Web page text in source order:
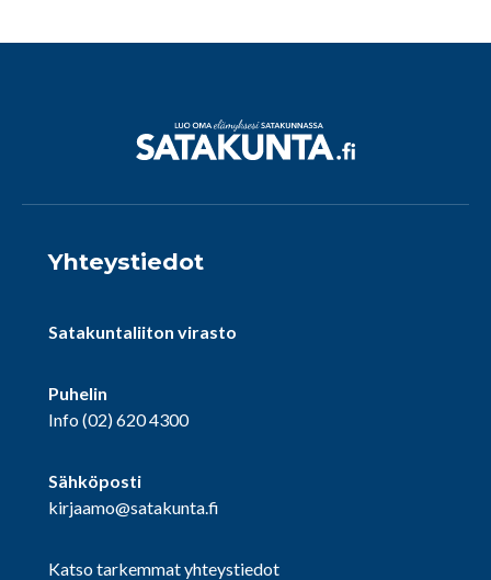
Yhteystiedot
Satakuntaliiton virasto
Puhelin
Info(02) 620 4300
Sähköposti
kirjaamo@satakunta.fi
Katso tarkemmat yhteystiedot